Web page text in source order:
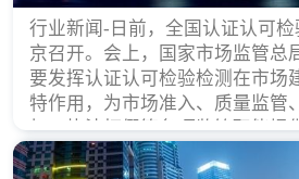
行业新闻-日前，全国认证认可
京召开。会上，国家市场监管总
要发挥认证认可检验检测在市场
特作用，为市场准入、质量监管
权、执法打假等各项监管职能提
据。